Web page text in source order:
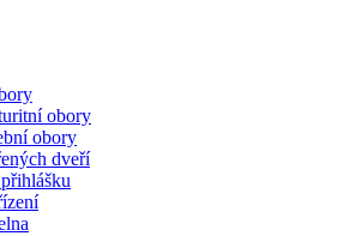
obory
obory
dveří